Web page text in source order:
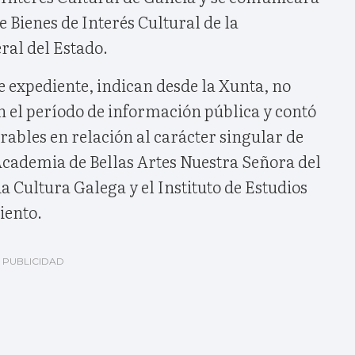
Bienes de Interés Cultural de la
del Estado.
expediente, indican desde la Xunta, no
el período de información pública y contó
en relación al carácter singular de
de Bellas Artes Nuestra Señora del
Cultura Galega y el Instituto de Estudios